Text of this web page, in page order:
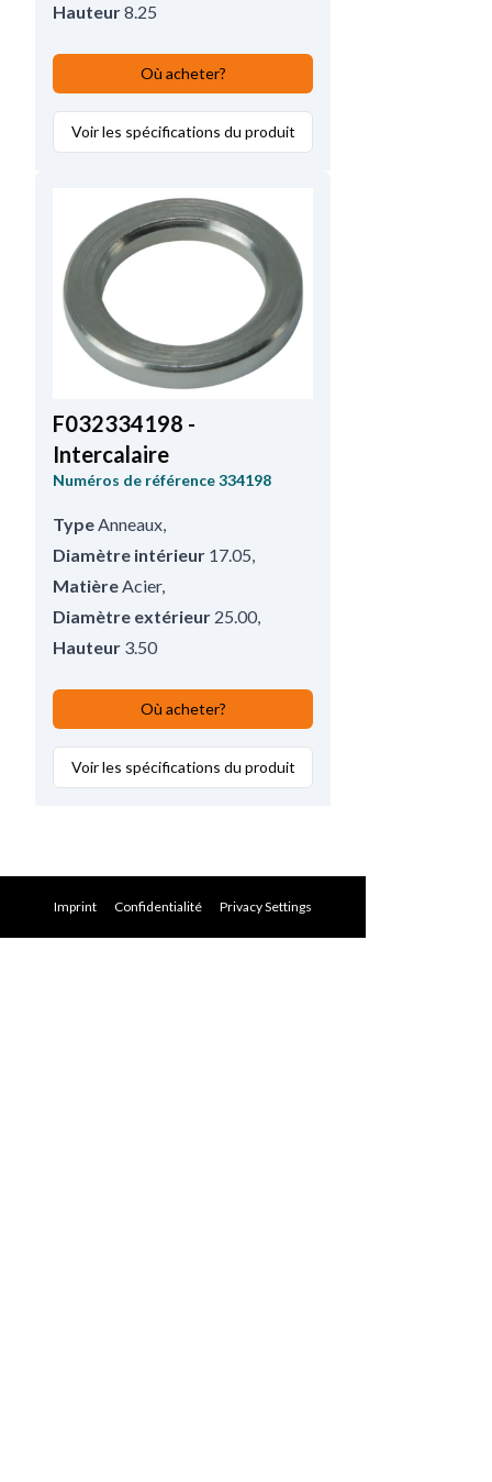
Hauteur8.25
Où acheter?
Voir les spécifications du produit
F032334198 -
Intercalaire
Numéros de référence334198
TypeAnneaux,
Diamètre intérieur 17.05,
MatièreAcier,
Diamètre extérieur 25.00,
Hauteur 3.50
Où acheter?
Voir les spécifications du produit
Imprint Confidentialité Privacy Settings